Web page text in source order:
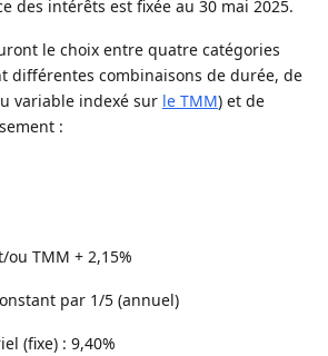
des intérêts est fixée au 30 mai 2025.
le choix entre quatre catégories
différentes combinaisons de durée, de
variable indexé sur le TMM) et de
:
ou TMM + 2,15%
par 1/5 (annuel)
(fixe) : 9,40%